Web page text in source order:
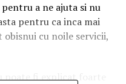
a ne ajuta si nu
pentru ca inca mai
cu noile servicii,
poate fi explicat foarte